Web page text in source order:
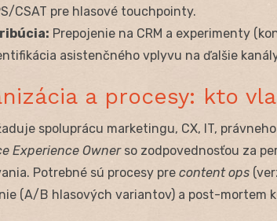
CSAT pre hlasové touchpointy.
Prepojenie na CRM a experimenty
asistenčného vplyvu na ďalšie
a procesy: kto
spoluprácu marketingu, CX, IT,
Experience Ownerso zodpovednosťou za
Potrebné sú procesy pre content ops
(A/B hlasových variantov) a post-mortem